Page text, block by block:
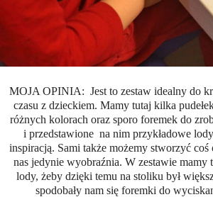
MOJA OPINIA: Jest to zestaw idealny do
czasu z dzieckiem. Mamy tutaj kilka
różnych kolorach oraz sporo foremek do
i przedstawione na nim przykładowe
inspiracją. Sami także możemy stworzyć coś
nas jedynie wyobraźnia. W zestawie mamy
lody, żeby dzięki temu na stoliku był
spodobały nam się foremki do